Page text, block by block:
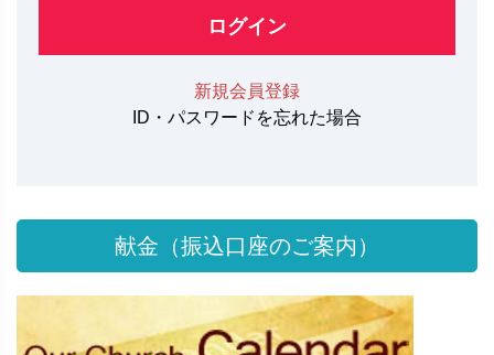
ログイン
新規会員登録
ID・パスワードを忘れた場合